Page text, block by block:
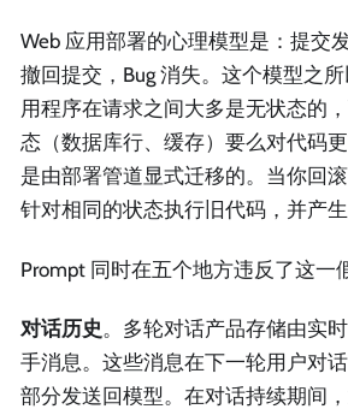
Web 应用部署的心理模型是：提交
撤回提交，Bug 消失。这个模型之
用程序在请求之间大多是无状态的
态（数据库行、缓存）要么对代码
是由部署管道显式迁移的。当你回
针对相同的状态执行旧代码，并产生
Prompt 同时在五个地方违反了这一
对话历史 。多轮对话产品存储由实
手消息。这些消息在下一轮用户对
部分发送回模型。在对话持续期间